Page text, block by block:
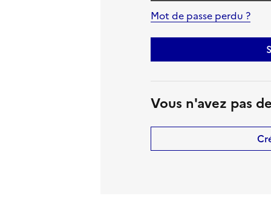
Mot de passe perdu ?
Vous n'avez pas